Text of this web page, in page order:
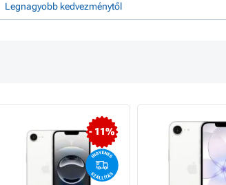
Legnagyobb kedvezménytől
- 11%